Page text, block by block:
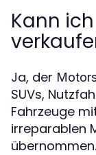
Kann
Ja, der
SUVs,
Fahrzeuge
irreparablen
übernommen.